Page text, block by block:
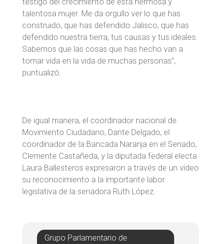
talentosa mujer. Me da orgullo ver lo que has
construido, que has defendido Jalisco, que has
defendido nuestra tierra, tus causas y tus ideales.
Sabemos que las cosas que has hecho van a
tomar vida en la vida de muchas personas”,
puntualizó.
De igual manera, el coordinador nacional de
Movimiento Ciudadano, Dante Delgado, el
coordinador de la Bancada Naranja en el Senado,
Clemente Castañeda, y la diputada federal electa
Laura Ballesteros expresaron a través de un video
su reconocimiento a la importante labor
legislativa de la senadora Ruth López.
Grupo Parlamentario de